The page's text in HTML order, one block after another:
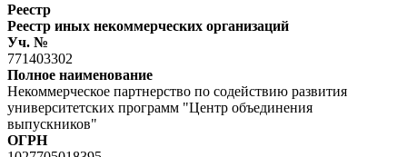
Реестр
Реестр иных некоммерческих организаций
Уч. №
771403302
Полное наименование
Некоммерческое партнерство по содействию развития
университетских программ "Центр объединения
выпускников"
ОГРН